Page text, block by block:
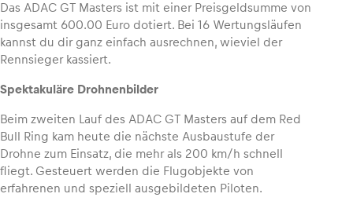
Business
Alle anzeigen
Glossar
Alle anzeigen
Das ADAC GT Masters ist mit einer Preisgeldsumme von
insgesamt 600.00 Euro dotiert. Bei 16 Wertungsläufen
kannst du dir ganz einfach ausrechnen, wieviel der
Rennsieger kassiert.
Spektakuläre Drohnenbilder
Beim zweiten Lauf des ADAC GT Masters auf dem Red
Bull Ring kam heute die nächste Ausbaustufe der
Drohne zum Einsatz, die mehr als 200 km/h schnell
fliegt. Gesteuert werden die Flugobjekte von
erfahrenen und speziell ausgebildeten Piloten.